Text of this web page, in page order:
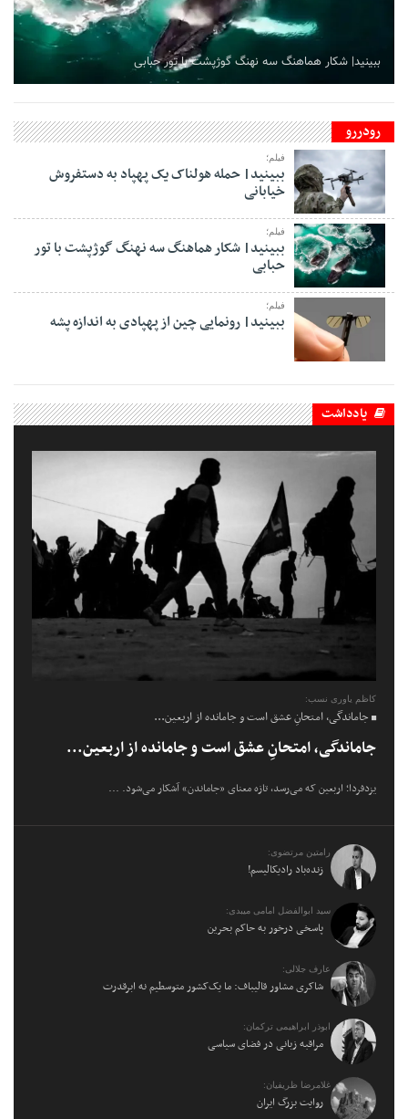
ببینید| رونمایی چین از پهپادی به اندازه پشه
رودررو
فیلم؛
ببینید| حمله هولناک یک پهپاد به دستفروش
خیابانی
فیلم؛
ببینید| شکار هماهنگ سه نهنگ گوژپشت با تور
حبابی
فیلم؛
ببینید| رونمایی چین از پهپادی به اندازه پشه
یادداشت
کاظم یاوری نسب:
جاماندگی، امتحانِ عشق است و جامانده از اربعین...
جاماندگی، امتحانِ عشق است و جامانده از اربعین...
یزدفردا؛ اربعین که می‌رسد، تازه معنای «جاماندن» آشکار می‌شود. ...
رامتین مرتضوی:
زنده‌باد رادیکالیسم!
سید ابوالفضل امامی میبدی:
پاسخی درخور به حاکم بحرین
عارف جلالی:
شاکری مشاور قالیباف: ما یک‌کشور متوسطیم نه ابرقدرت
ابوذر ابراهیمی ترکمان:
مراقبه زبانی در فضای سیاسی
غلامرضا ظریفیان:
روایت بزرگ ایران